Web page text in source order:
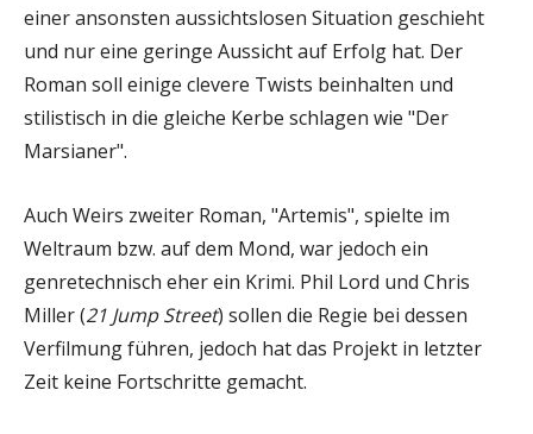
einer ansonsten aussichtslosen Situation geschieht
und nur eine geringe Aussicht auf Erfolg hat. Der
Roman soll einige clevere Twists beinhalten und
stilistisch in die gleiche Kerbe schlagen wie "Der
Marsianer".
Auch Weirs zweiter Roman, "Artemis", spielte im
Weltraum bzw. auf dem Mond, war jedoch ein
genretechnisch eher ein Krimi. Phil Lord und Chris
Miller (21 Jump Street) sollen die Regie bei dessen
Verfilmung führen, jedoch hat das Projekt in letzter
Zeit keine Fortschritte gemacht.